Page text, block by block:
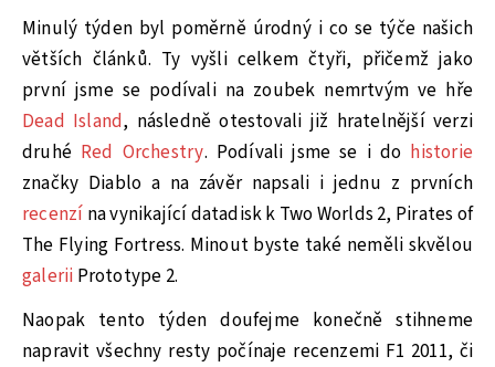
Minulý týden byl poměrně úrodný i co se týče našich
větších článků. Ty vyšli celkem čtyři, přičemž jako
první jsme se podívali na zoubek nemrtvým ve hře
Dead Island, následně otestovali již hratelnější verzi
druhé Red Orchestry. Podívali jsme se i do historie
značky Diablo a na závěr napsali i jednu z prvních
recenzí na vynikající datadisk k Two Worlds 2, Pirates of
The Flying Fortress. Minout byste také neměli skvělou
galerii Prototype 2.
Naopak tento týden doufejme konečně stihneme
napravit všechny resty počínaje recenzemi F1 2011, či